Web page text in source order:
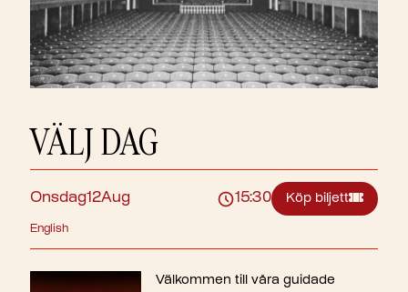
Välkommen till våra guidade
VÄLJ DAG
Onsdag 12Aug 15:30 Köp biljett
English